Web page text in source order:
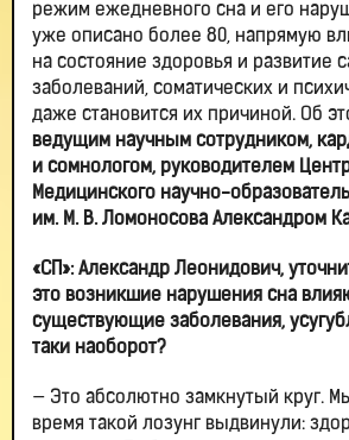
режим ежедневного сна и его
уже описано более 80, напрямую
на состояние здоровья и развитие
заболеваний, соматических и
даже становится их причиной. Об
ведущим научным сотрудником,
и сомнологом, руководителем
Медицинского научно-
им. М. В. Ломоносова Александром
«СП»: Александр Леонидович,
это возникшие нарушения сна
существующие заболевания,
таки наоборот?
— Это абсолютно замкнутый круг.
время такой лозунг выдвинули: